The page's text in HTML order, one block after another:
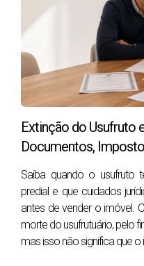
Inscrição e Acesso ao
Para aproveitar os
estrangeiros devem
obtendo o número de
processo envolve a
documentação que
em Portugal,
segurança social.
ganha acesso ao
oferecidos pelo SNS
Extinção do Usufruto
Documentos,
Saiba quando o usufruto
predial e que cuidados
antes de vender o imóvel.
morte do usufrutuário, pelo
mas isso não significa que